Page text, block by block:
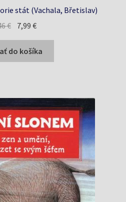
stát (Vachala, Břetislav)
€ Pôvodná
bola:
8,46 €.
7,99€Aktuálna
je:
7,99 €.
do košíka